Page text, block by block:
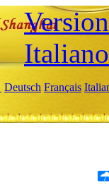
Italiano
Deutsch Français